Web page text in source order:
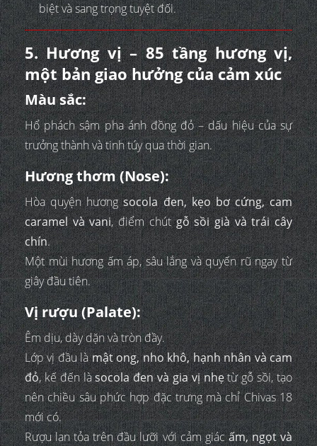
biệt và sang trọng tuyệt đối.
5. Hương vị – 85 tầng hương vị,
một bản giao hưởng của cảm xúc
Màu sắc:
Hổ phách sậm pha ánh đồng đỏ – dấu hiệu của sự
trưởng thành và tinh túy qua thời gian.
Hương thơm (Nose):
Hòa quyện hươngsocola đen, kẹo bơ cứng, cam
caramel và vani, điểm chútgỗ sồi già và trái cây
chín.
Một mùi hương ấm áp, sâu lắng và quyến rũ ngay từ
giây đầu tiên.
Vị rượu (Palate):
Êm dịu, dày dặn và tròn đầy.
Lớp vị đầu làmật ong, nho khô, hạnh nhân và cam
đỏ, kế đến làsocola đen và gia vị nhẹtừ gỗ sồi, tạo
nên chiều sâu phức hợp đặc trưng mà chỉ Chivas 18
mới có.
Rượu lan tỏa trên đầu lưỡi với cảm giácấm, ngọt và